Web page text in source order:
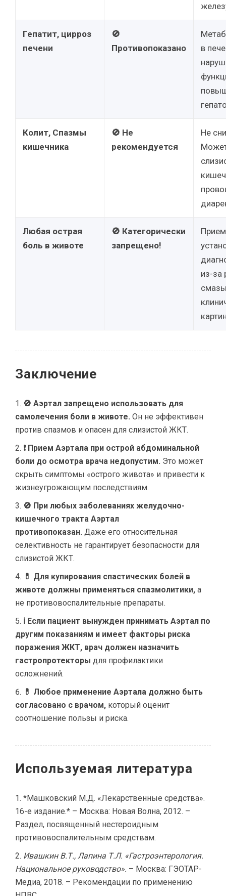
Гепатит, цирроз
печени
🚫
Противопоказано
в
Колит, Спазмы
кишечника
🚫 Не
рекомендуется
Не
Любая острая
боль в животе
🚫 Категорически
запрещено!
из-за
Заключение
🚫 Аэртал запрещено использовать для
самолечения боли в животе. Он не эффективен
против спазмов и опасен для слизистой ЖКТ.
❗ Прием Аэртала при острой абдоминальной
боли до осмотра врача недопустим. Это может
скрыть симптомы «острого живота» и привести к
жизнеугрожающим последствиям.
🚫 При любых заболеваниях желудочно-
кишечного тракта Аэртал
противопоказан. Даже его относительная
селективность не гарантирует безопасности для
слизистой ЖКТ.
💊 Для купирования спастических болей в
животе должны применяться спазмолитики, а
не противовоспалительные препараты.
ℹ Если пациент вынужден принимать Аэртал по
другим показаниям и имеет факторы риска
поражения ЖКТ, врач должен назначить
гастропротекторы для профилактики
осложнений.
💊 Любое применение Аэртала должно быть
согласовано с врачом, который оценит
соотношение пользы и риска.
Используемая литература
*Машковский М.Д. «Лекарственные средства».
16-е издание.* – Москва: Новая Волна, 2012. –
Раздел, посвященный нестероидным
противовоспалительным средствам.
Ивашкин В.Т., Лапина Т.Л. «Гастроэнтерология.
Национальное руководство». – Москва: ГЭОТАР-
Медиа, 2018. – Рекомендации по применению